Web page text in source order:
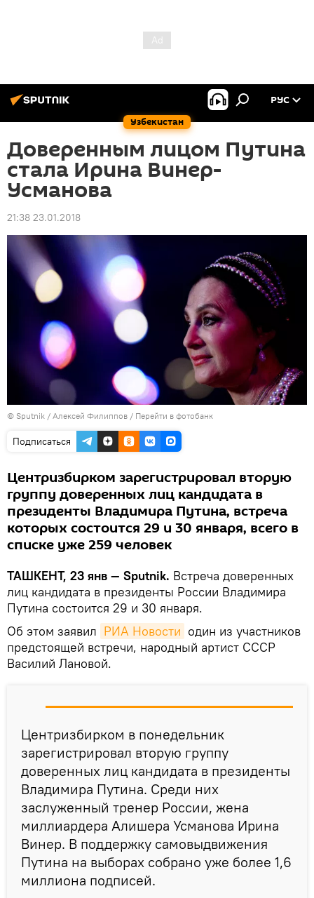
Узбекистан
РУС
Доверенным лицом Путина
стала Ирина Винер-
Усманова
21:38 23.01.2018
© Sputnik / Алексей Филиппов / Перейти в фотобанк
Подписаться
Центризбирком зарегистрировал вторую
группу доверенных лиц кандидата в
президенты Владимира Путина, встреча
которых состоится 29 и 30 января, всего в
списке уже 259 человек
ТАШКЕНТ, 23 янв — Sputnik. Встреча доверенных
лиц кандидата в президенты России Владимира
Путина состоится 29 и 30 января.
Об этом заявил РИА Новости один из участников
предстоящей встречи, народный артист СССР
Василий Лановой.
Центризбирком в понедельник
зарегистрировал вторую группу
доверенных лиц кандидата в президенты
Владимира Путина. Среди них
заслуженный тренер России, жена
миллиардера Алишера Усманова Ирина
Винер. В поддержку самовыдвижения
Путина на выборах собрано уже более 1,6
миллиона подписей.